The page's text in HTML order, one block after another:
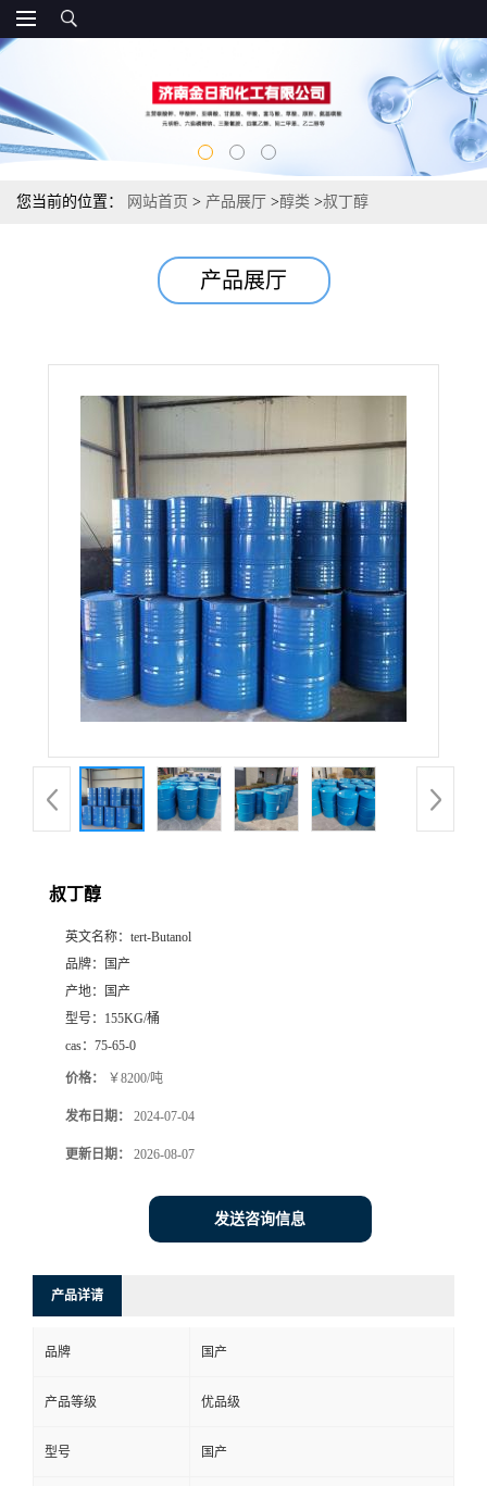
您当前的位置： 网站首页 > 产品展厅 >醇类 >叔丁醇
产品展厅
叔丁醇
英文名称： tert-Butanol
品牌：
国产
产地：
国产
型号： 155KG/桶
cas： 75-65-0
价格： ￥8200/吨
发布日期： 2024-07-04
更新日期： 2026-08-07
发送咨询信息
产品详请
品牌 国产
产品等级 优品级
型号 国产